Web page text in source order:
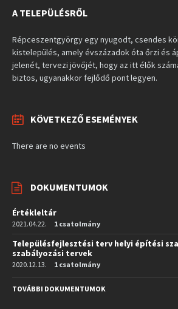
A TELEPÜLÉSRŐL
Répceszentgyörgy egy nyugodt, csendes
kistelepülés, amely évszázadok óta őrzi és
jelenét, tervezi jövőjét, hogy az itt élők
biztos, ugyanakkor fejlődő pont legyen.
KÖVETKEZŐ ESEMÉNYEK
There are no events
DOKUMENTUMOK
Értékleltár
2021.04.22. 1 csatolmány
Településfejlesztési terv helyi építési
szabályozási tervek
2020.12.13. 1 csatolmány
TOVÁBBI DOKUMENTUMOK